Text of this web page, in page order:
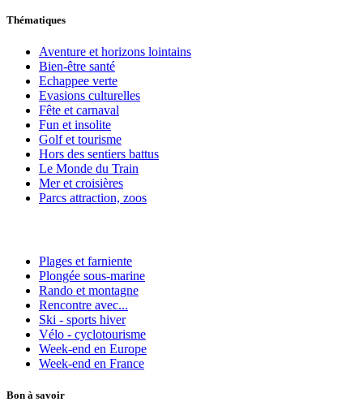
Thématiques
Aventure et horizons lointains
Bien-être santé
Echappee verte
Evasions culturelles
Fête et carnaval
Fun et insolite
Golf et tourisme
Hors des sentiers battus
Le Monde du Train
Mer et croisières
Parcs attraction, zoos
Plages et farniente
Plongée sous-marine
Rando et montagne
Rencontre avec...
Ski - sports hiver
Vélo - cyclotourisme
Week-end en Europe
Week-end en France
Bon à savoir